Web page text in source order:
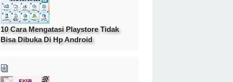
10 Cara Mengatasi Playstore Tidak
Bisa Dibuka Di Hp Android